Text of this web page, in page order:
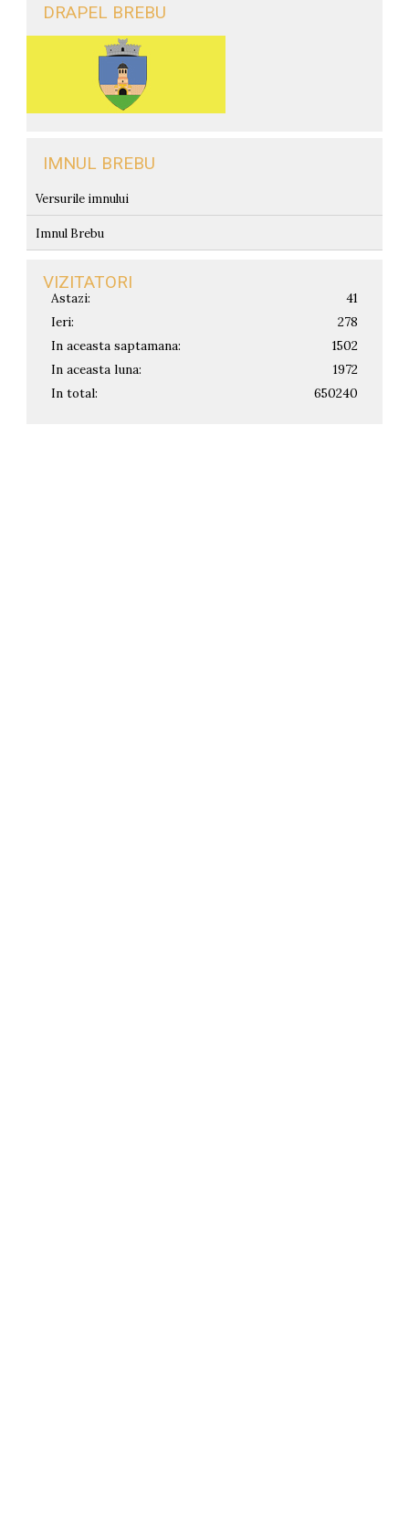
DRAPEL BREBU
IMNUL BREBU
Versurile imnului
Imnul Brebu
VIZITATORI
Astazi:
41
Ieri:
278
In aceasta saptamana:
1502
In aceasta luna:
1972
In total:
650240